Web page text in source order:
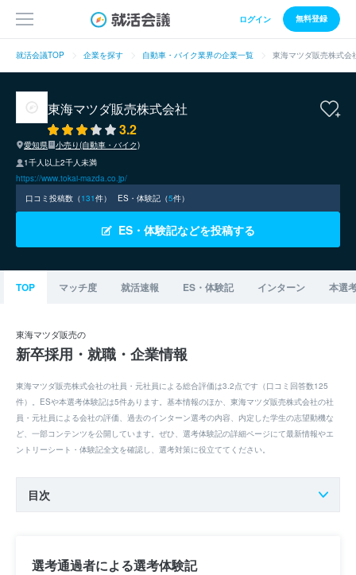
ログイン 無料登録
就活会議TOP 企業を探す 自動車・バイク業界の企業一覧 東海マツダ販売株式会
東海マツダ販売株式会社
3.2
愛知県
小売り(自動車・バイク)
1千人以上2千人未満
https://www.tokai-mazda.co.jp/
口コミ投稿数（131件） ES・体験記（5件）
ES・体験記などを投稿する
TOP マッチ度 就活速報 ES・体験記 インターン 本選
東海マツダ販売の
新卒採用・就職・企業情報
東海マツダ販売株式会社の社員・元社員による総合評価は3.2点です（口コミ回答数125
件）。ESや本選考体験記は5件あります。基本情報のほか、東海マツダ販売株式会社の社
員・元社員による会社の評価、過去のインターン選考の内容、内定した学生の志望動機な
ど、一部コンテンツを公開しています。ぜひ、選考体験記の詳細ページにて最新情報やエ
ントリーシート・体験記全文を確認し、選考対策に役立ててください。
目次
選考通過者による選考体験記